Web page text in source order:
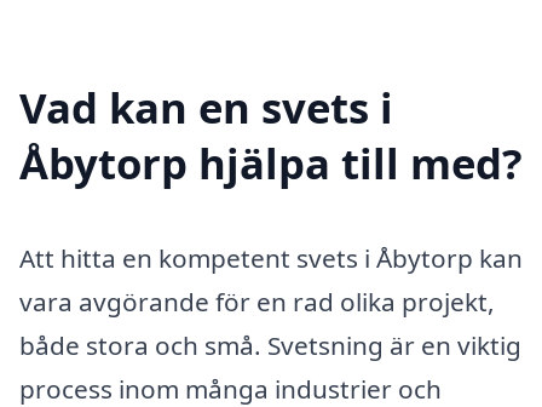
Vad kan en svets i
Åbytorp hjälpa till med?
Att hitta en kompetent svets i Åbytorp kan
vara avgörande för en rad olika projekt,
både stora och små. Svetsning är en viktig
process inom många industrier och